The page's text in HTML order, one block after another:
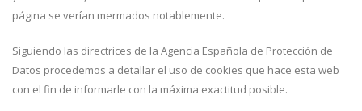
página se verían mermados notablemente.
Siguiendo las directrices de la Agencia Española de Protección de
Datos procedemos a detallar el uso de cookies que hace esta web
con el fin de informarle con la máxima exactitud posible.